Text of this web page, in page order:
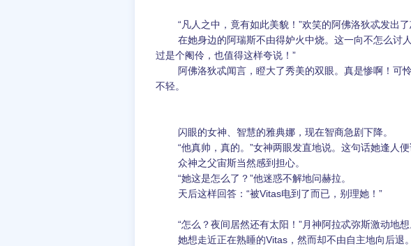
“凡人之中，竟有如此美貌！”欢笑的阿佛洛狄忒发出了
在她身边的阿瑞斯不由得妒火中烧。这一向不怎么讨人
过是个阉伶，也值得这样夸说！”
阿佛洛狄忒闻言，瞪大了秀美的双眼。真是惨啊！可
不轻。
闪眼的女神、智慧的雅典娜，现在智商急剧下降。
“他真帅，真的。”女神两眼发直地说。这句话她逢人便
众神之父宙斯当然感到担心。
“她这是怎么了？”他迷惑不解地问赫拉。
天后这样回答：“被Vitas电到了而已，别理她！”
“怎么？夜间居然还有太阳！”月神阿拉忒弥斯激动地想
她想走近正在熟睡的Vitas，然而却不由自主地向后退